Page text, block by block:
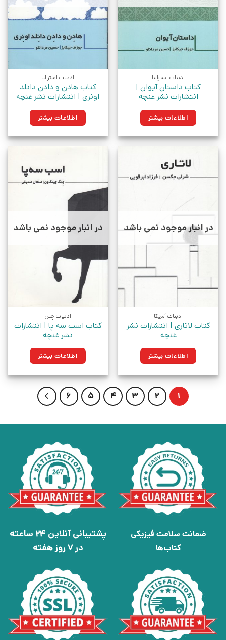
ادبیات استرالیا
کتاب داستان آیوان |
انتشارات نشر غنچه
اطلاعات بیشتر
ادبیات استرالیا
کتاب هادن و دادن دانلد
اونری | انتشارات نشر غنچه
اطلاعات بیشتر
در انبار موجود نمی باشد
ادبیات آمریکا
کتاب لاتاری | انتشارات نشر
غنچه
اطلاعات بیشتر
در انبار موجود نمی باشد
ادبیات چین
کتاب اسب سه پا | انتشارات
نشر غنچه
اطلاعات بیشتر
1
2
3
4
5
6
ضمانت سلامت فیزیکی
کتاب‌ها
پشتیبانی آنلاین 24 ساعته
در 7 روز هفته